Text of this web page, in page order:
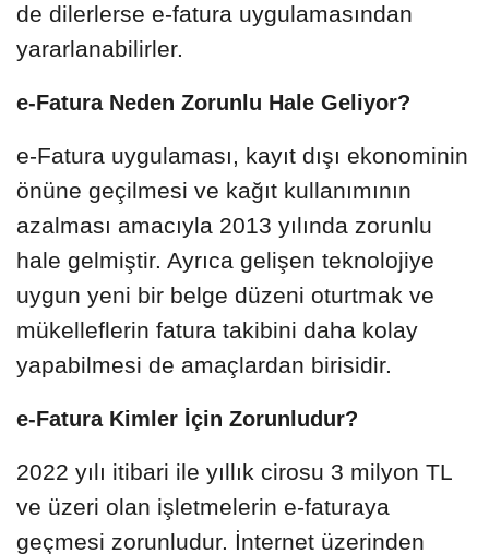
de dilerlerse e-fatura uygulamasından
yararlanabilirler.
e-Fatura Neden Zorunlu Hale Geliyor?
e-Fatura uygulaması, kayıt dışı ekonominin
önüne geçilmesi ve kağıt kullanımının
azalması amacıyla 2013 yılında zorunlu
hale gelmiştir. Ayrıca gelişen teknolojiye
uygun yeni bir belge düzeni oturtmak ve
mükelleflerin fatura takibini daha kolay
yapabilmesi de amaçlardan birisidir.
e-Fatura Kimler İçin Zorunludur?
2022 yılı itibari ile yıllık cirosu 3 milyon TL
ve üzeri olan işletmelerin e-faturaya
geçmesi zorunludur. İnternet üzerinden